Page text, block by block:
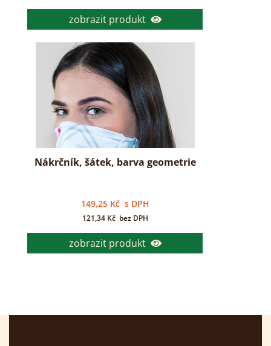
zobrazit produkt
Nákrčník, šátek, barva geometrie
149,25 Kč s DPH
121,34 Kč bez DPH
zobrazit produkt